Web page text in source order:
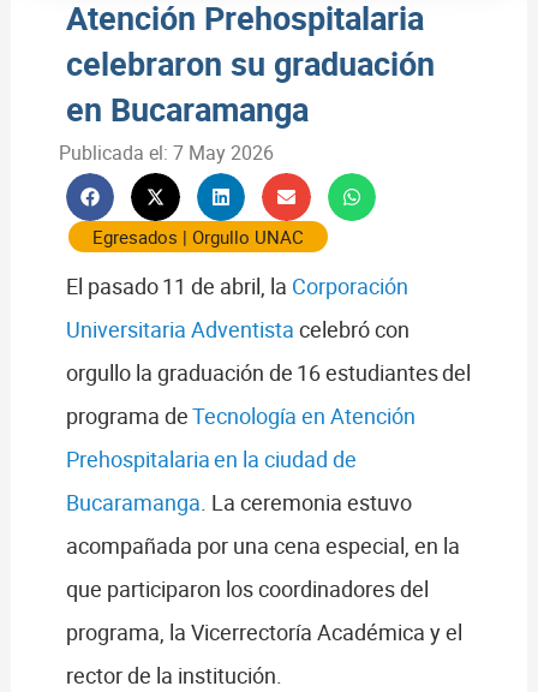
Atención Prehospitalaria
celebraron su graduación
en Bucaramanga
Publicada el: 7 May 2026
Egresados | Orgullo UNAC
El pasado 11 de abril, la Corporación
Universitaria Adventista celebró con
orgullo la graduación de 16 estudiantes del
programa deTecnología en Atención
Prehospitalaria en la ciudad de
Bucaramanga. La ceremonia estuvo
acompañada por una cena especial, en la
que participaron los coordinadores del
programa, la Vicerrectoría Académica y el
rector de la institución.